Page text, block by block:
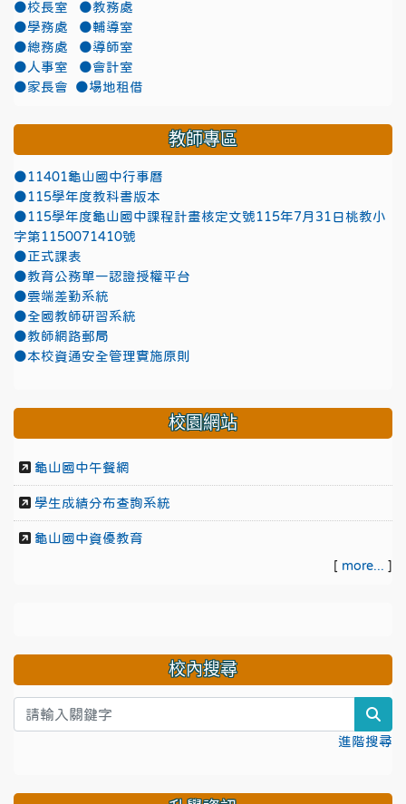
●校長室
●教務處
●學務處
●輔導室
●總務處
●導師室
●人事室
●會計室
●家長會
●場地租借
教師專區
●11401龜山國中行事曆
●115學年度教科書版本
●115學年度龜山國中課程計畫核定文號115年7月31日桃教小
字第1150071410號
●正式課表
●教育公務單一認證授權平台
●雲端差勤系統
●全國教師研習系統
●教師網路郵局
●本校資通安全管理實施原則
校園網站
龜山國中午餐網
學生成績分布查詢系統
龜山國中資優教育
[ more... ]
校內搜尋
進階搜尋